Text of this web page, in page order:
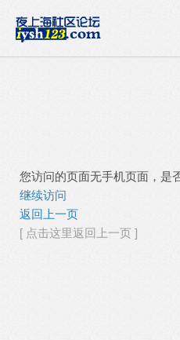
您访问的页面无手机页面，是
继续访问
返回上一页
[ 点击这里返回上一页 ]